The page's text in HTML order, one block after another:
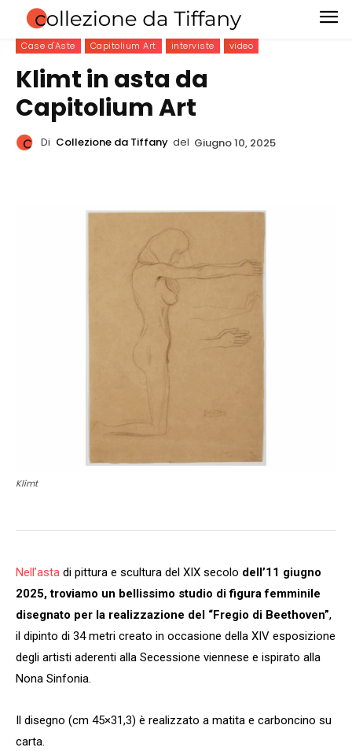
Case d'Aste Capitolium Art interviste video
Klimt in asta da
Capitolium Art
Di Collezione da Tiffany del Giugno 10, 2025
Klimt
Nell’asta di pittura e scultura del XIX secolo dell’11 giugno
2025, troviamo un bellissimo studio di figura femminile
disegnato per la realizzazione del “Fregio di Beethoven”,
il dipinto di 34 metri creato in occasione della XIV esposizione
degli artisti aderenti alla Secessione viennese e ispirato alla
Nona Sinfonia.
Il disegno (cm 45×31,3) è realizzato a matita e carboncino su
carta.